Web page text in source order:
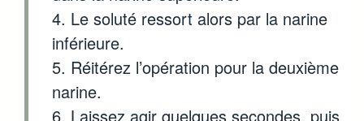
Le soluté ressort alors par la narine
inférieure.
Réitérez l’opération pour la deuxième
narine.
Laissez agir quelques secondes, puis